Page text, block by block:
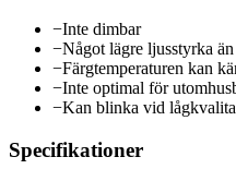
−Inte dimbar
−Något lägre ljusstyrka
−Färgtemperaturen kan
−Inte optimal för
−Kan blinka vid
Specifikationer